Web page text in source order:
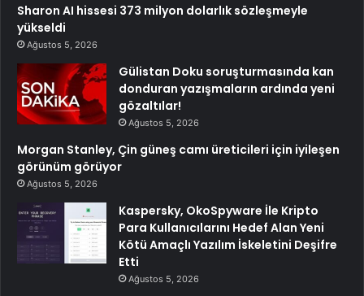
Sharon AI hissesi 373 milyon dolarlık sözleşmeyle
yükseldi
Ağustos 5, 2026
Gülistan Doku soruşturmasında kan
donduran yazışmaların ardında yeni
gözaltılar!
Ağustos 5, 2026
Morgan Stanley, Çin güneş camı üreticileri için iyileşen
görünüm görüyor
Ağustos 5, 2026
Kaspersky, OkoSpyware İle Kripto
Para Kullanıcılarını Hedef Alan Yeni
Kötü Amaçlı Yazılım İskeletini Deşifre
Etti
Ağustos 5, 2026